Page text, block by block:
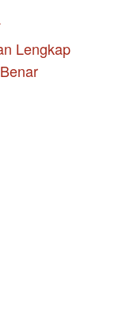
Lengkap